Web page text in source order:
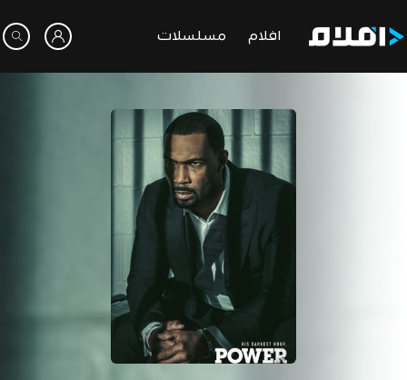
افلام مسلسلات